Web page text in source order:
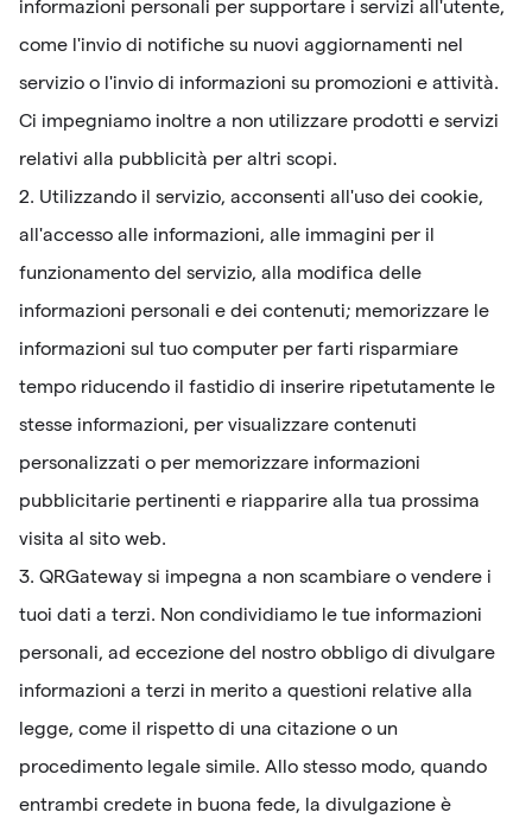
informazioni personali per supportare i servizi all'utente,
come l'invio di notifiche su nuovi aggiornamenti nel
servizio o l'invio di informazioni su promozioni e attività.
Ci impegniamo inoltre a non utilizzare prodotti e servizi
relativi alla pubblicità per altri scopi.
2. Utilizzando il servizio, acconsenti all'uso dei cookie,
all'accesso alle informazioni, alle immagini per il
funzionamento del servizio, alla modifica delle
informazioni personali e dei contenuti; memorizzare le
informazioni sul tuo computer per farti risparmiare
tempo riducendo il fastidio di inserire ripetutamente le
stesse informazioni, per visualizzare contenuti
personalizzati o per memorizzare informazioni
pubblicitarie pertinenti e riapparire alla tua prossima
visita al sito web.
3. QRGateway si impegna a non scambiare o vendere i
tuoi dati a terzi. Non condividiamo le tue informazioni
personali, ad eccezione del nostro obbligo di divulgare
informazioni a terzi in merito a questioni relative alla
legge, come il rispetto di una citazione o un
procedimento legale simile. Allo stesso modo, quando
entrambi credete in buona fede, la divulgazione è